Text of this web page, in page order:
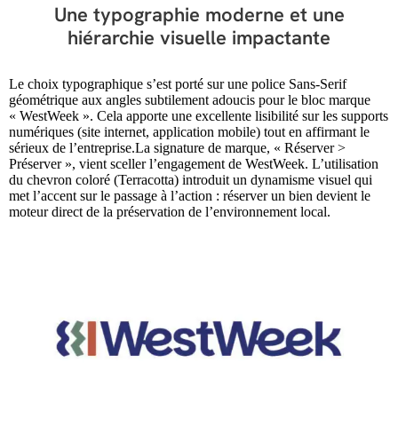
Une typographie moderne et une
hiérarchie visuelle impactante
Le choix typographique s’est porté sur une police Sans-Serif
géométrique aux angles subtilement adoucis pour le bloc marque
« WestWeek ». Cela apporte une excellente lisibilité sur les supports
numériques (site internet, application mobile) tout en affirmant le
sérieux de l’entreprise.La signature de marque, « Réserver >
Préserver », vient sceller l’engagement de WestWeek. L’utilisation
du chevron coloré (Terracotta) introduit un dynamisme visuel qui
met l’accent sur le passage à l’action : réserver un bien devient le
moteur direct de la préservation de l’environnement local.